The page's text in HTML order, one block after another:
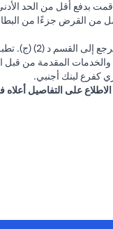
بدفع أقل من الحد
المستحق بالكامل من
وترجع إلى
والخدمات المقدمة من قبل
كفرع لبنك أجنبي.